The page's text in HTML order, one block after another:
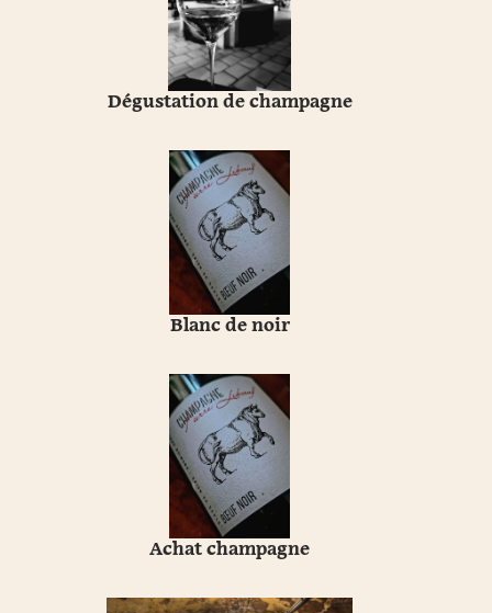
Dégustation de champagne
Blanc de noir
Achat champagne